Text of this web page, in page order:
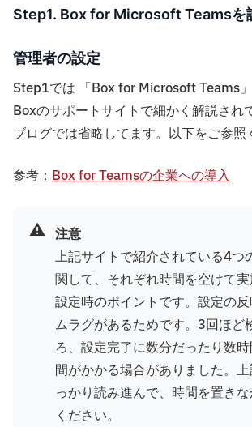
Step1. Box for Microsoft Teamsを
管理者の設定
Step1では 「Box for Microsoft Teams」
Boxのサポートサイトで細かく解説され
ブログでは省略してます。以下をご参照
参考： Box for Teamsの企業への導入
⚠️ 注意
上記サイトで紹介されている4つ
関して、それぞれ時間を空けて
設定時のポイントです。設定の
ムラグがあるためです。3回ほど
ろ、設定完了に数分だったり数
間がかかる場合がありました。
っかり読み進んで、時間を置き
ください。